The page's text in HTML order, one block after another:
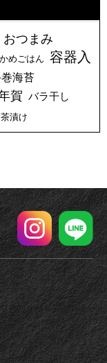
おつまみ
めごはん 容器入
海苔
賀 バラ干し
漬け